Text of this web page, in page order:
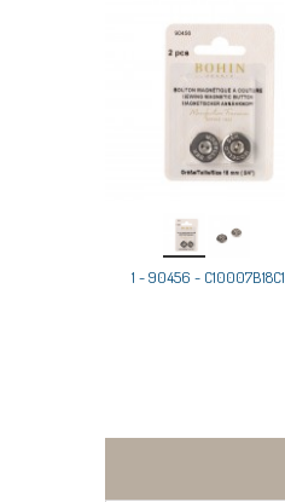
1 - 90456 - C10007B18C1